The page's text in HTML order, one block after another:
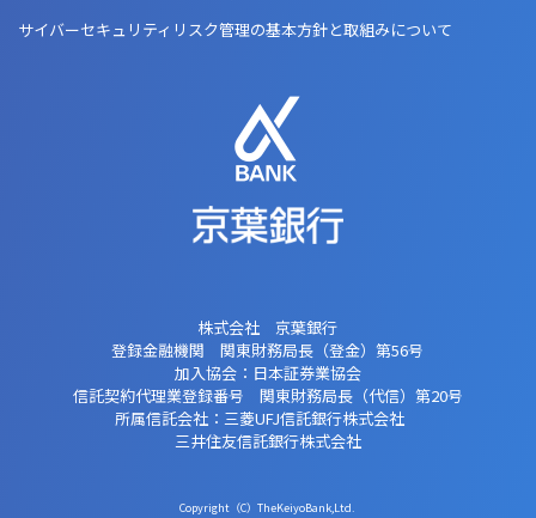
サイバーセキュリティリスク管理の基本方針と取組みについて
株式会社 京葉銀行
登録金融機関 関東財務局長（登金）第56号
加入協会：日本証券業協会
信託契約代理業登録番号 関東財務局長（代信）第20号
所属信託会社：三菱UFJ信託銀行株式会社
三井住友信託銀行株式会社
Copyright（C）TheKeiyoBank,Ltd.